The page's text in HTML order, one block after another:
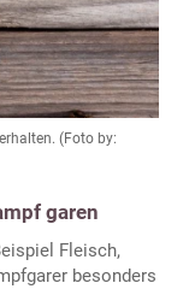
(Foto by:
garen
Fleisch,
besonders